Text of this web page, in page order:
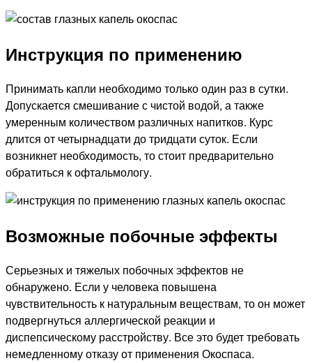
Инструкция по применению
Принимать капли необходимо только один раз в сутки.
Допускается смешивание с чистой водой, а также
умеренным количеством различных напитков. Курс
длится от четырнадцати до тридцати суток. Если
возникнет необходимость, то стоит предварительно
обратиться к офтальмологу.
Возможные побочные эффекты
Серьезных и тяжелых побочных эффектов не
обнаружено. Если у человека повышена
чувствительность к натуральным веществам, то он может
подвергнуться аллергической реакции и
диспепсическому расстройству. Все это будет требовать
немедленному отказу от применения Окоспаса.